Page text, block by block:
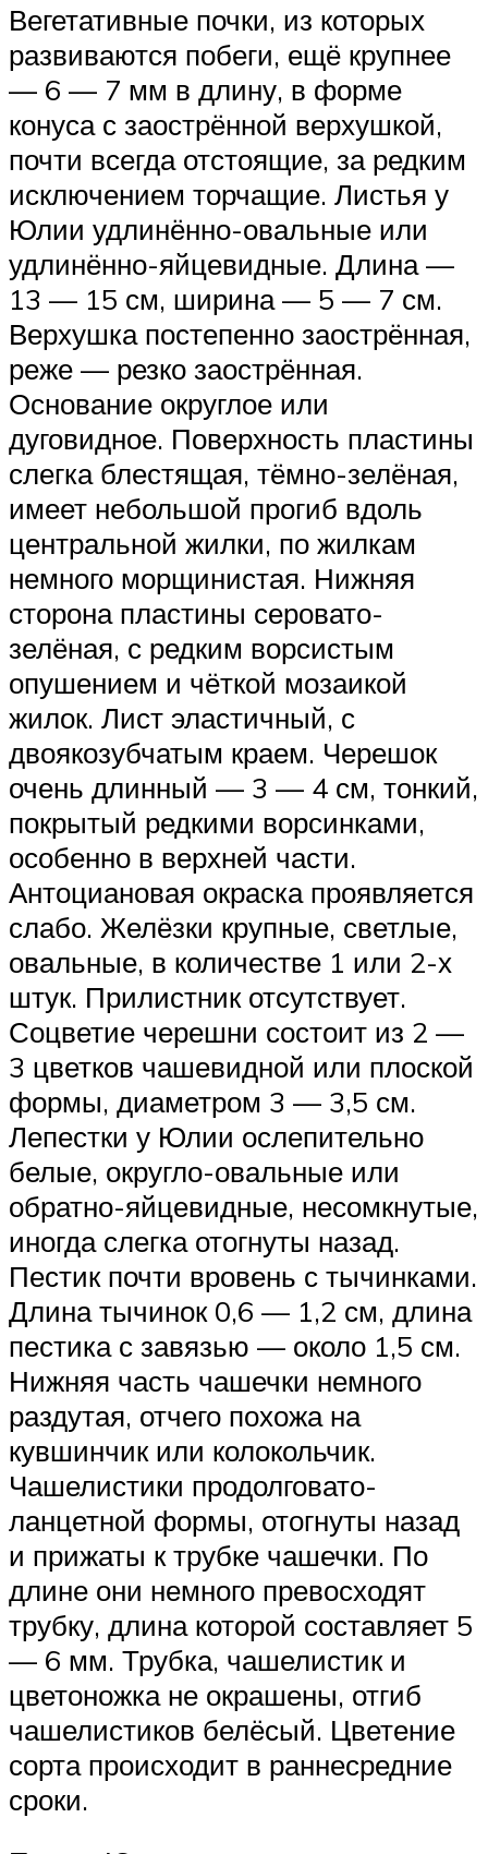
Вегетативные почки, из которых
развиваются побеги, ещё крупнее
— 6 — 7 мм в длину, в форме
конуса с заострённой верхушкой,
почти всегда отстоящие, за редким
исключением торчащие. Листья у
Юлии удлинённо-овальные или
удлинённо-яйцевидные. Длина —
13 — 15 см, ширина — 5 — 7 см.
Верхушка постепенно заострённая,
реже — резко заострённая.
Основание округлое или
дуговидное. Поверхность пластины
слегка блестящая, тёмно-зелёная,
имеет небольшой прогиб вдоль
центральной жилки, по жилкам
немного морщинистая. Нижняя
сторона пластины серовато-
зелёная, с редким ворсистым
опушением и чёткой мозаикой
жилок. Лист эластичный, с
двоякозубчатым краем. Черешок
очень длинный — 3 — 4 см, тонкий,
покрытый редкими ворсинками,
особенно в верхней части.
Антоциановая окраска проявляется
слабо. Желёзки крупные, светлые,
овальные, в количестве 1 или 2-х
штук. Прилистник отсутствует.
Соцветие черешни состоит из 2 —
3 цветков чашевидной или плоской
формы, диаметром 3 — 3,5 см.
Лепестки у Юлии ослепительно
белые, округло-овальные или
обратно-яйцевидные, несомкнутые,
иногда слегка отогнуты назад.
Пестик почти вровень с тычинками.
Длина тычинок 0,6 — 1,2 см, длина
пестика с завязью — около 1,5 см.
Нижняя часть чашечки немного
раздутая, отчего похожа на
кувшинчик или колокольчик.
Чашелистики продолговато-
ланцетной формы, отогнуты назад
и прижаты к трубке чашечки. По
длине они немного превосходят
трубку, длина которой составляет 5
— 6 мм. Трубка, чашелистик и
цветоножка не окрашены, отгиб
чашелистиков белёсый. Цветение
сорта происходит в раннесредние
сроки.